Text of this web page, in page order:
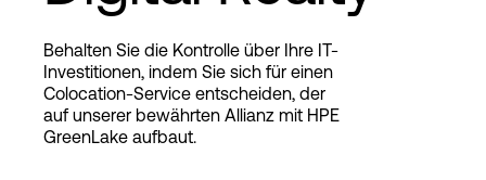
Über uns
Language
Behalten Sie die Kontrolle über Ihre IT-
Investitionen, indem Sie sich für einen
Colocation-Service entscheiden, der
auf unserer bewährten Allianz mit HPE
GreenLake aufbaut.